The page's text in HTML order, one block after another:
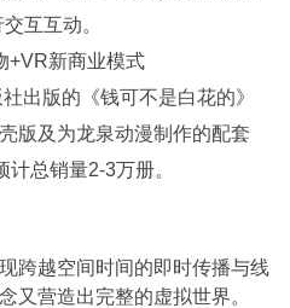
互互动。
+VR新商业模式
出版的《钱可不是白花的》
版及为龙泉动漫制作的配套
总销量2-3万册。
跨越空间时间的即时传播与线
又营造出完整的虚拟世界。